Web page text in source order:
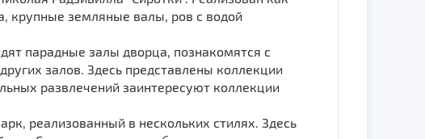
крупные земляные валы, ров с водой
парадные залы дворца, познакомятся с
залов. Здесь представлены коллекции
развлечений заинтересуют коллекции
реализованный в нескольких стилях. Здесь